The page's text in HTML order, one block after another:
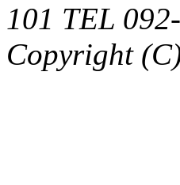
101 TEL
Copyright